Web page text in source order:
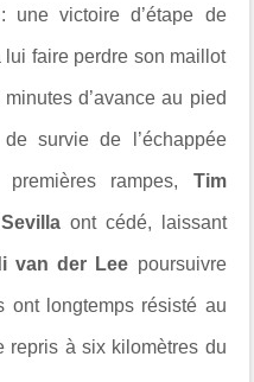
une victoire d’étape de
lui faire perdre son maillot
d’avance au pied
survie de l’échappée
rampes, Tim
Sevillaont cédé, laissant
van der Lee poursuivre
ont longtemps résisté au
repris à six kilomètres du